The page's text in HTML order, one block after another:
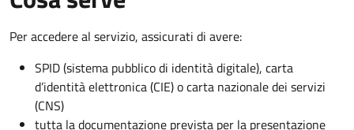
Per accedere al servizio, assicurati di avere:
SPID (sistema pubblico di identità digitale), carta
d’identità elettronica (CIE) o carta nazionale dei servizi
(CNS)
tutta la documentazione prevista per la presentazione